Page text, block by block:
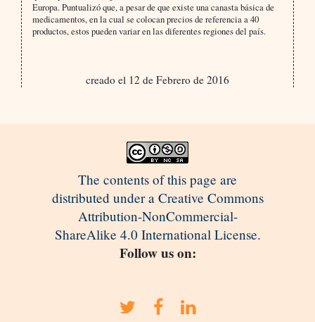
Europa. Puntualizó que, a pesar de que existe una canasta básica de
medicamentos, en la cual se colocan precios de referencia a 40
productos, estos pueden variar en las diferentes regiones del país.
creado el 12 de Febrero de 2016
The contents of this page are
distributed under a Creative Commons
Attribution-NonCommercial-
ShareAlike 4.0 International License.
Follow us on: